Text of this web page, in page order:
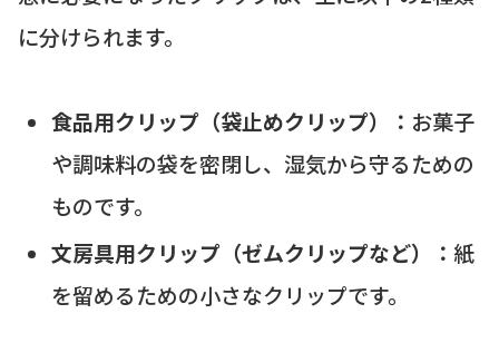
に分けられます。
食品用クリップ（袋止めクリップ）： お菓子
や調味料の袋を密閉し、湿気から守るための
ものです。
文房具用クリップ（ゼムクリップなど）： 紙
を留めるための小さなクリップです。